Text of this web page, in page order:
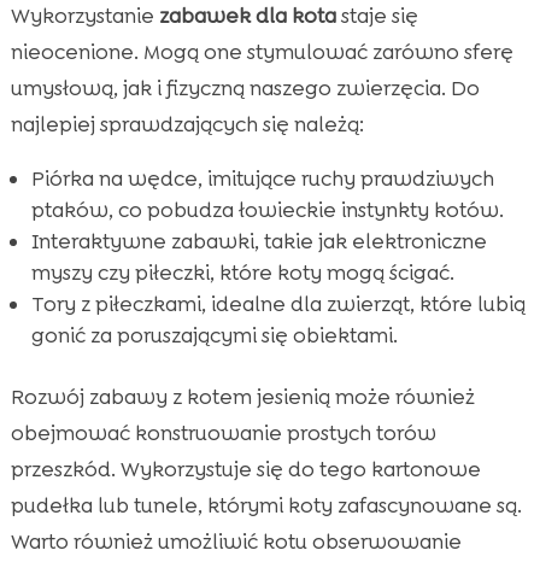
Wykorzystanie zabawek dla kotastaje się
nieocenione. Mogą one stymulować zarówno sferę
umysłową, jak i fizyczną naszego zwierzęcia. Do
najlepiej sprawdzających się należą:
Piórka na wędce, imitujące ruchy prawdziwych
ptaków, co pobudza łowieckie instynkty kotów.
Interaktywne zabawki, takie jak elektroniczne
myszy czy piłeczki, które koty mogą ścigać.
Tory z piłeczkami, idealne dla zwierząt, które lubią
gonić za poruszającymi się obiektami.
Rozwój zabawy z kotem jesienią może również
obejmować konstruowanie prostych torów
przeszkód. Wykorzystuje się do tego kartonowe
pudełka lub tunele, którymi koty zafascynowane są.
Warto również umożliwić kotu obserwowanie